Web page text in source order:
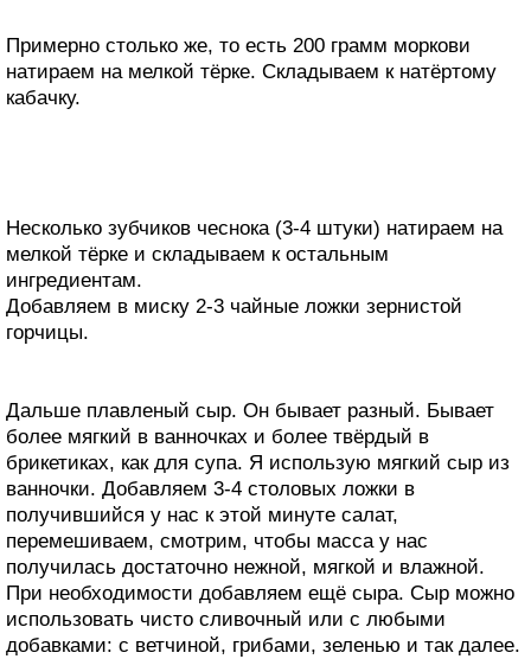
Примерно столько же, то есть 200 грамм моркови
натираем на мелкой тёрке. Складываем к натёртому
кабачку.
Несколько зубчиков чеснока (3-4 штуки) натираем на
мелкой тёрке и складываем к остальным
ингредиентам.
Добавляем в миску 2-3 чайные ложки зернистой
горчицы.
Дальше плавленый сыр. Он бывает разный. Бывает
более мягкий в ванночках и более твёрдый в
брикетиках, как для супа. Я использую мягкий сыр из
ванночки. Добавляем 3-4 столовых ложки в
получившийся у нас к этой минуте салат,
перемешиваем, смотрим, чтобы масса у нас
получилась достаточно нежной, мягкой и влажной.
При необходимости добавляем ещё сыра. Сыр можно
использовать чисто сливочный или с любыми
добавками: с ветчиной, грибами, зеленью и так далее.